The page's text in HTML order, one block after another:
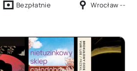
Bezpłatnie Wrocław --